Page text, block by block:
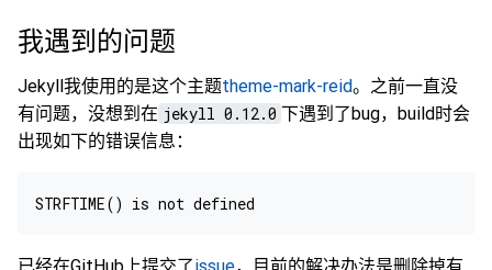
我遇到的问题
Jekyll我使用的是这个主题theme-mark-reid。之前一直没
有问题，没想到在 jekyll 0.12.0 下遇到了bug，build时会
出现如下的错误信息：